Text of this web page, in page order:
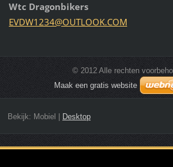
Wtc Dragonbikers
EVDW1234@OUTLOOK.COM
© 2012 Alle rechten
Maak een gratis website
Bekijk: Mobiel | Desktop